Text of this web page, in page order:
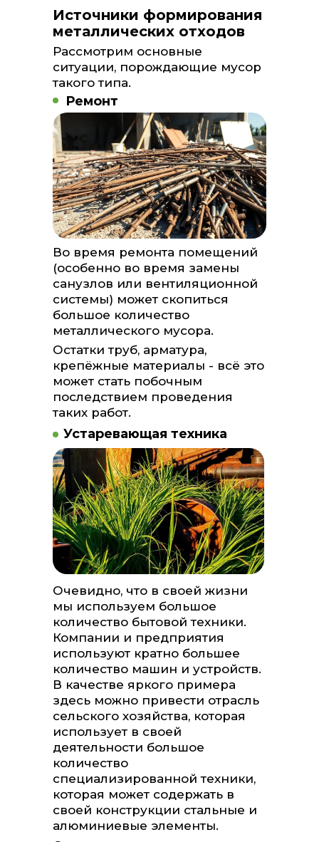
Источники формирования
металлических отходов
Рассмотрим основные
ситуации, порождающие мусор
такого типа.
Во время ремонта помещений
(особенно во время замены
санузлов или вентиляционной
системы) может скопиться
большое количество
металлического мусора.
Остатки труб, арматура,
крепёжные материалы - всё это
может стать побочным
последствием проведения
таких работ.
Очевидно, что в своей жизни
мы используем большое
количество бытовой техники.
Компании и предприятия
используют кратно большее
количество машин и устройств.
В качестве яркого примера
здесь можно привести отрасль
сельского хозяйства, которая
использует в своей
деятельности большое
количество
специализированной техники,
которая может содержать в
своей конструкции стальные и
алюминиевые элементы.
Ремонт
Устаревающая техника